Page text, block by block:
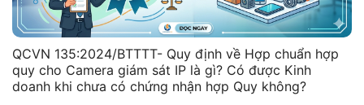
QCVN 135:2024/BTTTT- Quy định về Hợp chuẩn hợp
quy cho Camera giám sát IP là gì? Có được Kinh
doanh khi chưa có chứng nhận hợp Quy không?